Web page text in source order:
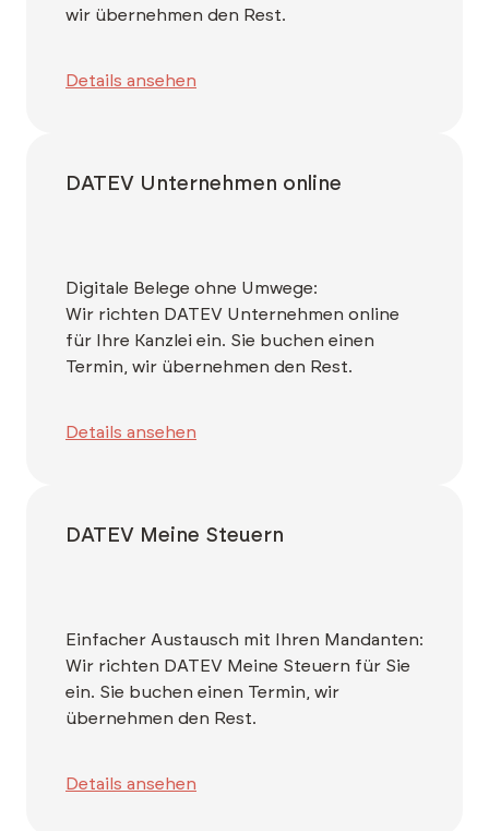
wir übernehmen den Rest.
Details ansehen
DATEV Unternehmen online
Digitale Belege ohne Umwege:
Wir richten DATEV Unternehmen online
für Ihre Kanzlei ein. Sie buchen einen
Termin, wir übernehmen den Rest.
Details ansehen
DATEV Meine Steuern
Einfacher Austausch mit Ihren Mandanten:
Wir richten DATEV Meine Steuern für Sie
ein. Sie buchen einen Termin, wir
übernehmen den Rest.
Details ansehen